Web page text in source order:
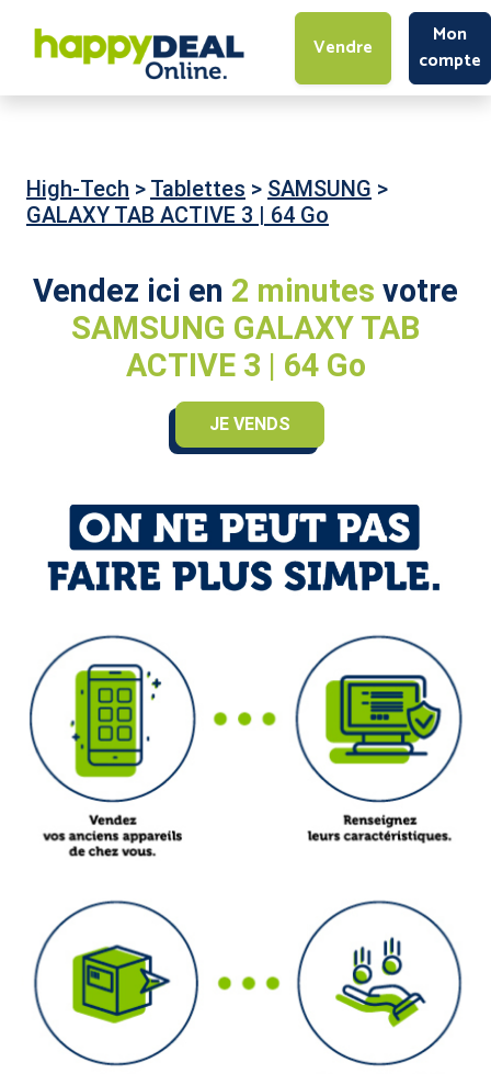
Vendre
Mon
compte
High-Tech > Tablettes > SAMSUNG >
GALAXY TAB ACTIVE 3 | 64 Go
Vendez ici en 2 minutes votre
SAMSUNG GALAXY TAB
ACTIVE 3 | 64 Go
JE VENDS